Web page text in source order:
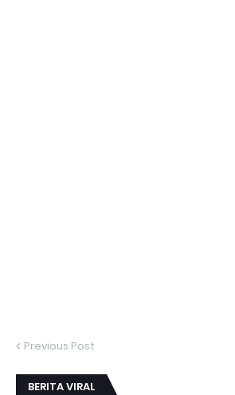
Previous Post
BERITA VIRAL